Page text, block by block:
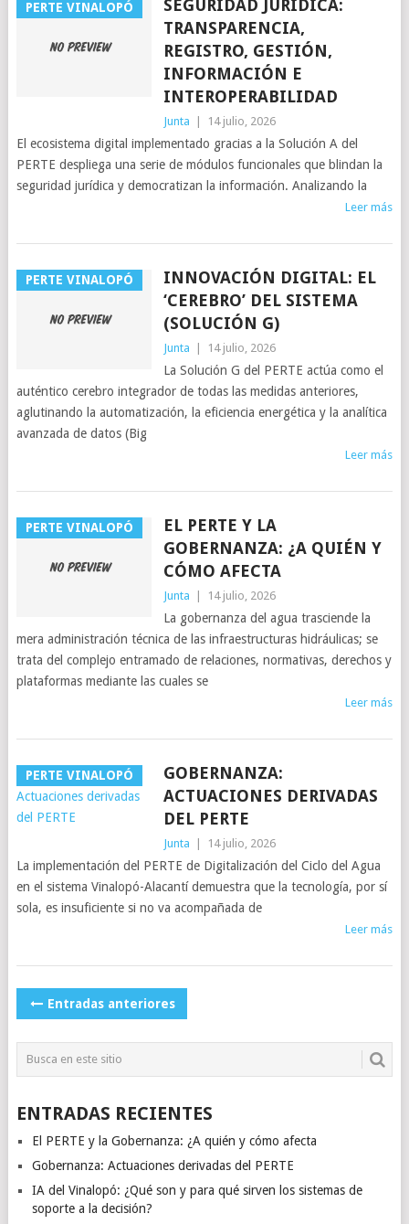
PERTE VINALOPÓ
SEGURIDAD JURÍDICA:
TRANSPARENCIA,
REGISTRO, GESTIÓN,
INFORMACIÓN E
INTEROPERABILIDAD
Junta | 14 julio, 2026
El ecosistema digital implementado gracias a la Solución A del
PERTE despliega una serie de módulos funcionales que blindan la
seguridad jurídica y democratizan la información. Analizando la
Leer más
PERTE VINALOPÓ
INNOVACIÓN DIGITAL: EL
‘CEREBRO’ DEL SISTEMA
(SOLUCIÓN G)
Junta | 14 julio, 2026
La Solución G del PERTE actúa como el
auténtico cerebro integrador de todas las medidas anteriores,
aglutinando la automatización, la eficiencia energética y la analítica
avanzada de datos (Big
Leer más
PERTE VINALOPÓ
EL PERTE Y LA
GOBERNANZA: ¿A QUIÉN Y
CÓMO AFECTA
Junta | 14 julio, 2026
La gobernanza del agua trasciende la
mera administración técnica de las infraestructuras hidráulicas; se
trata del complejo entramado de relaciones, normativas, derechos y
plataformas mediante las cuales se
Leer más
PERTE VINALOPÓ
GOBERNANZA:
ACTUACIONES DERIVADAS
DEL PERTE
Junta | 14 julio, 2026
La implementación del PERTE de Digitalización del Ciclo del Agua
en el sistema Vinalopó-Alacantí demuestra que la tecnología, por sí
sola, es insuficiente si no va acompañada de
Leer más
NAVEGACIÓN
POSTS
Entradas anteriores
ENTRADAS RECIENTES
El PERTE y la Gobernanza: ¿A quién y cómo afecta
Gobernanza: Actuaciones derivadas del PERTE
IA del Vinalopó: ¿Qué son y para qué sirven los sistemas de
soporte a la decisión?